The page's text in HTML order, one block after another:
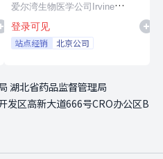
爱尔湾生物医学公司Irvine
Biomedical,Inc. a St. Jude
Medical Company
登录可见
站点经销 北京公司
湖北省药品监督管理局
发区高新大道666号CRO办公区B